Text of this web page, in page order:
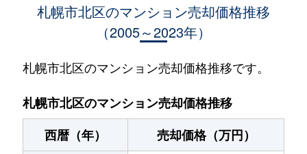
720万円 あいの里教育大
あいの里２条
550万円 あいの里教育大
あいの里２条
200万円 あいの里教育大
あいの里２条
150万円 あいの里教育大
札幌市北区のマンション売却価格推移
（2005～2023年）
札幌市北区のマンション売却価格推移です。
札幌市北区のマンション売却価格推移
西暦（年）
売却価格（万円）